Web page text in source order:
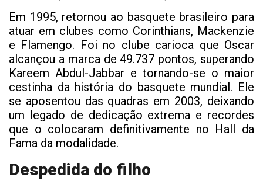
Em 1995, retornou ao basquete brasileiro para
atuar em clubes como Corinthians, Mackenzie
e Flamengo. Foi no clube carioca que Oscar
alcançou a marca de 49.737 pontos, superando
Kareem Abdul-Jabbar e tornando-se o maior
cestinha da história do basquete mundial. Ele
se aposentou das quadras em 2003, deixando
um legado de dedicação extrema e recordes
que o colocaram definitivamente no Hall da
Fama da modalidade.
Despedida do filho